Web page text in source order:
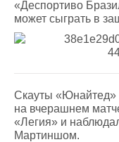
«Деспортиво
может сыграть в
Скауты «Юнайтед»
на вчерашнем
«Легия» и
Мартиншом.